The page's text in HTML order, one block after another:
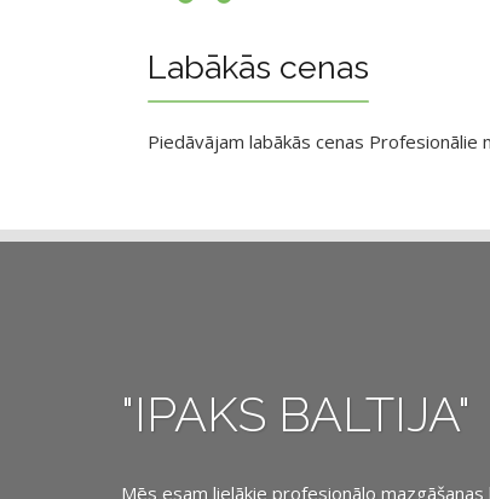
Labākās cenas
Piedāvājam labākās cenas
"IPAKS BALTIJA"
Mēs esam lielākie profesionālo